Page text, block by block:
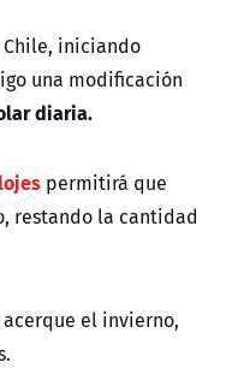
Chile, iniciando
una modificación
diaria.
permitirá que
restando la cantidad
el invierno,